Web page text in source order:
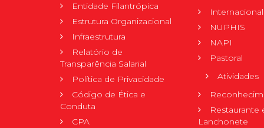
Entidade Filantrópica
Estrutura Organizacional
Infraestrutura
Relatório de
Transparência Salarial
Política de Privacidade
Código de Ética e
Conduta
CPA
Internacional
NUPHIS
NAPI
Pastoral
Atividades
Restaurante
Lanchonete